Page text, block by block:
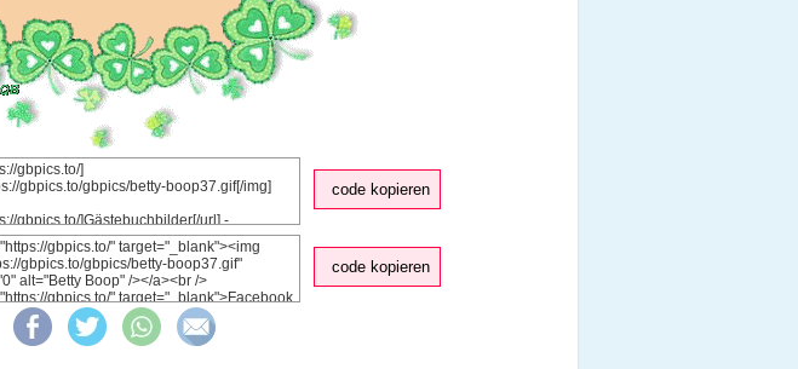
code kopieren
code kopieren